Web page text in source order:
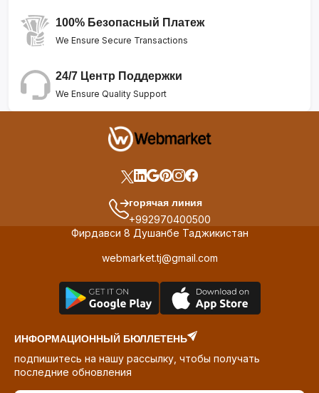
100% Безопасный Платеж
We Ensure Secure Transactions
24/7 Центр Поддержки
We Ensure Quality Support
горячая линия
+992970400500
Фирдавси 8 Душанбе Таджикистан
webmarket.tj@gmail.com
ИНФОРМАЦИОННЫЙ БЮЛЛЕТЕНЬ
подпишитесь на нашу рассылку, чтобы получать
последние обновления